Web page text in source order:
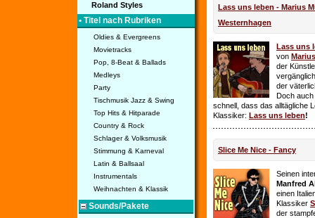
Roland Styles
• Titel nach Rubriken
Oldies & Evergreens
Movietracks
Pop, 8-Beat & Ballads
Medleys
Party
Tischmusik Jazz & Swing
Top Hits & Hitparade
Country & Rock
Schlager & Volksmusik
Stimmung & Karneval
Latin & Ballsaal
Instrumentals
Weihnachten & Klassik
Sounds/Pakete
Lass uns leben - Marius
Westernhagen
Lass uns
von
der
der
Doch auch
schnell, dass das alltägliche
Klassiker: Lass uns leben!
Slice Me Nice - Fancy
Seinen
Manfred
einen
Klassiker
der